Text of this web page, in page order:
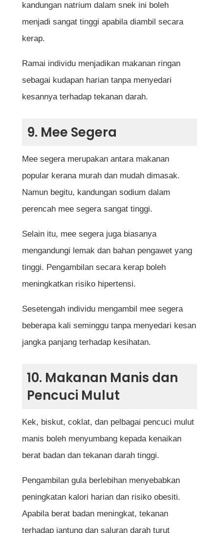
kandungan natrium dalam snek ini boleh
menjadi sangat tinggi apabila diambil secara
kerap.
Ramai individu menjadikan makanan ringan
sebagai kudapan harian tanpa menyedari
kesannya terhadap tekanan darah.
9. Mee Segera
Mee segera merupakan antara makanan
popular kerana murah dan mudah dimasak.
Namun begitu, kandungan sodium dalam
perencah mee segera sangat tinggi.
Selain itu, mee segera juga biasanya
mengandungi lemak dan bahan pengawet yang
tinggi. Pengambilan secara kerap boleh
meningkatkan risiko hipertensi.
Sesetengah individu mengambil mee segera
beberapa kali seminggu tanpa menyedari kesan
jangka panjang terhadap kesihatan.
10. Makanan Manis dan
Pencuci Mulut
Kek, biskut, coklat, dan pelbagai pencuci mulut
manis boleh menyumbang kepada kenaikan
berat badan dan tekanan darah tinggi.
Pengambilan gula berlebihan menyebabkan
peningkatan kalori harian dan risiko obesiti.
Apabila berat badan meningkat, tekanan
terhadap jantung dan saluran darah turut